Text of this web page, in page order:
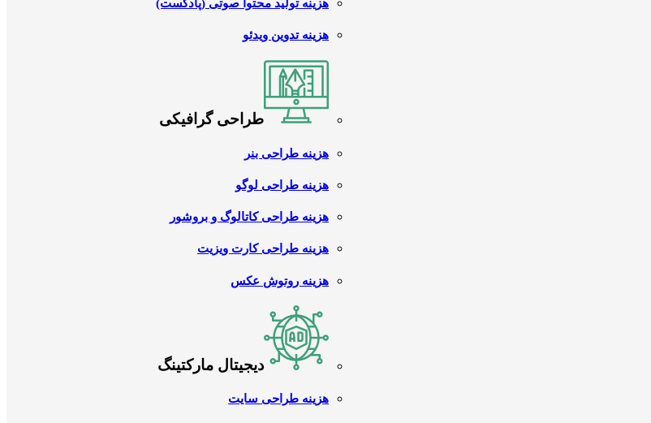
هزینه تولید محتوا صوتی (پادکست)
هزینه تدوین ویدئو
طراحی گرافیکی
هزینه طراحی بنر
هزینه طراحی لوگو
هزینه طراحی کاتالوگ و بروشور
هزینه طراحی کارت ویزیت
هزینه روتوش عکس
دیجیتال مارکتینگ
هزینه طراحی سایت